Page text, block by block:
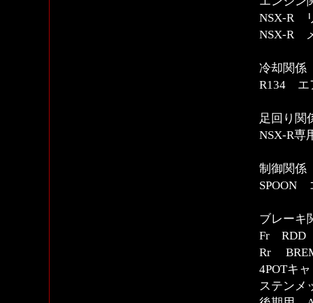
NSX-R
NSX-R
冷却関係
R134 エ
足回り関
NSX-R専
制御関係
SPOON
ブレーキ
Fr RDD
Rr
4POTキ
ステンメ